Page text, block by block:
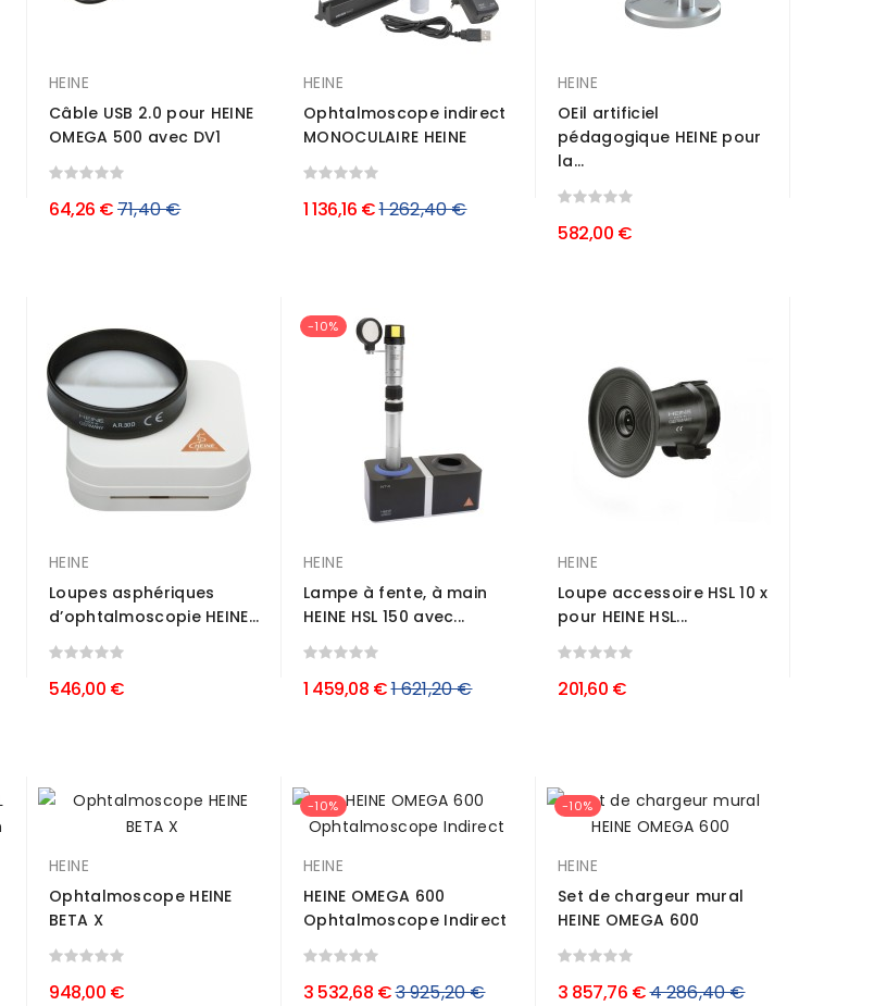
HEINE
Câble USB 2.0 pour HEINE
OMEGA 500 avec DV1
64,26 €Prix
71,40 €
HEINE
Ophtalmoscope indirect
MONOCULAIRE HEINE
1 136,16 €Prix
1 262,40 €
HEINE
OEil artificiel
pédagogique HEINE pour
la...
582,00 €
HEINE
Loupes asphériques
d’ophtalmoscopie HEINE...
546,00 €
-10%
HEINE
Lampe à fente, à main
HEINE HSL 150 avec...
1 459,08 €Prix
1 621,20 €
HEINE
Loupe accessoire HSL 10 x
pour HEINE HSL...
201,60 €
HEINE
Ophtalmoscope HEINE
BETA X
948,00 €
-10%
HEINE
HEINE OMEGA 600
Ophtalmoscope Indirect
3 532,68 €Prix
3 925,20 €
-10%
HEINE
Set de chargeur mural
HEINE OMEGA 600
3 857,76 €Prix
4 286,40 €